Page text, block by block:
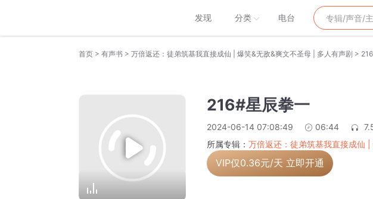
发现 分类 电台
首页 > 有声书 > 万倍返还：徒弟筑基我直接成仙 | 爆笑&无敌&爽文不圣母 | 多人有声剧 >
216#星辰拳一
2024-06-14 07:08:49 06:44
所属专辑： 万倍返还：徒弟筑基我直接成仙
VIP仅0.36元/天 立即开通